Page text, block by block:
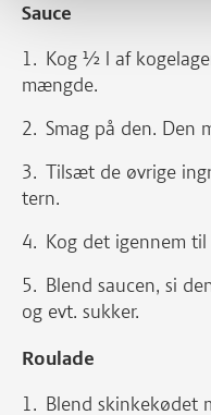
Sauce
Kog ½ l af
mængde.
Smag på den. Den
Tilsæt de øvrige
tern.
Kog det igennem
Blend saucen, si
og evt. sukker.
Roulade
Blend skinkekødet